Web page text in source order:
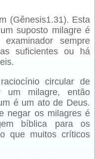
(Gênesis1.31). Esta
suposto milagre é
sempre
suficientes ou há
circular de
um milagre, então
é um ato de Deus.
negar os milagres é
bíblica para os
que muitos críticos